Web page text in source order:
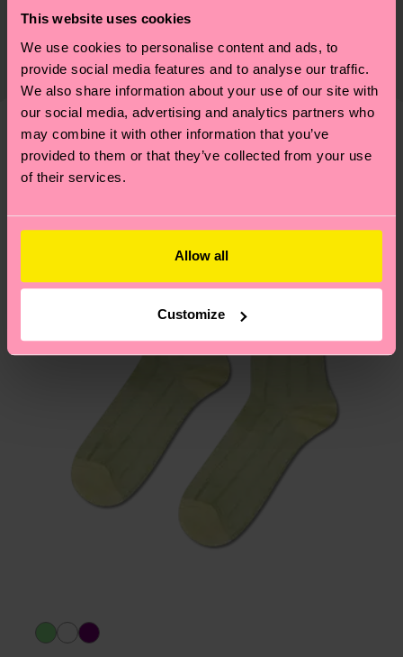
This website uses cookies
We use cookies to personalise content and ads, to
provide social media features and to analyse our traffic.
We also share information about your use of our site with
our social media, advertising and analytics partners who
may combine it with other information that you’ve
provided to them or that they’ve collected from your use
of their services.
Allow all
Customize
Informazioni dettagliate:
75% Mix di cotone biologico, 24% Poliammide, 1%
Elastan
lifestyle: non si ferma alla qualità o alle
certificazioni, ma include filiere etiche, meno
emissioni, amore per i calzini… e tantissime altre
piccole-grandi scelte responsabili! Vuoi scoprire
tutti i nostri segreti (e qualche dritta utile)? Dai
un’occhiata alla nostra
pagina sulla sostenibilità
Il tempo di consegna stimato per Italia dalla data
di spedizione è di 5-8 giorni lavorativi. Tieni
presente che si tratta solo di una stima: la
consegna effettiva dipende dai servizi postali
locali.
Hai domande sui resi? Visita la nostra pagina
Secondo noi, ti piacerà Pattern simili